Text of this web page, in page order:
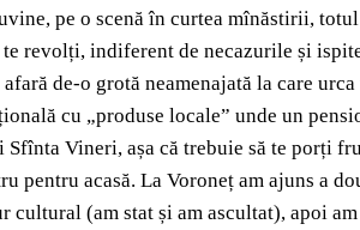
pe o scenă în curtea mînăstirii,
revolți, indiferent de necazurile și
de-o grotă neamenajată la care
cu „produse locale” unde un
Vineri, așa că trebuie să te porți
pentru acasă. La Voroneț am ajuns a
(am stat și am ascultat), apoi